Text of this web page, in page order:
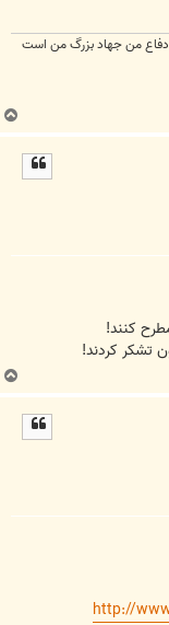
دفاع من جهاد بزرگ من است
كنند!
تشكر كردند!
http://